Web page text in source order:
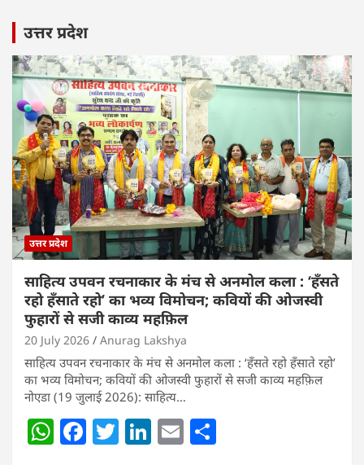
उत्तर प्रदेश
उत्तर प्रदेश
साहित्य उपवन रचनाकार के मंच से अनमोल कला : ‘हॅंसते
रहो हॅंसाते रहो’ का भव्य विमोचन; कवियों की ओजस्वी
फुहारों से सजी काव्य महफ़िल
20 July 2026 Anurag Lakshya
साहित्य उपवन रचनाकार के मंच से अनमोल कला : ‘हॅंसते रहो हॅंसाते रहो’
का भव्य विमोचन; कवियों की ओजस्वी फुहारों से सजी काव्य महफ़िल
नोएडा (19 जुलाई 2026): साहित्य…
W F T Li E